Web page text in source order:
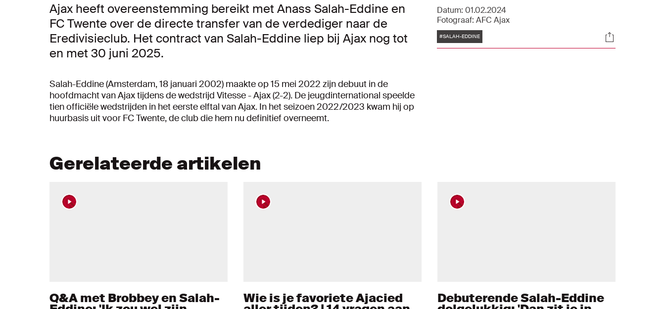
Ajax heeft overeenstemming bereikt met Anass Salah-Eddine en
FC Twente over de directe transfer van de verdediger naar de
Eredivisieclub. Het contract van Salah-Eddine liep bij Ajax nog tot
en met 30 juni 2025.
Datum: 01.02.2024
Fotograaf: AFC Ajax
Tags
#SALAH-EDDINE Socials
Salah-Eddine (Amsterdam, 18 januari 2002) maakte op 15 mei 2022 zijn debuut in de
hoofdmacht van Ajax tijdens de wedstrijd Vitesse - Ajax (2-2). De jeugdinternational speelde
tien officiële wedstrijden in het eerste elftal van Ajax. In het seizoen 2022/2023 kwam hij op
huurbasis uit voor FC Twente, de club die hem nu definitief overneemt.
Gerelateerde artikelen
Q&A met Brobbey en Salah- Wie is je favoriete Ajacied Debuterende Salah-Eddine